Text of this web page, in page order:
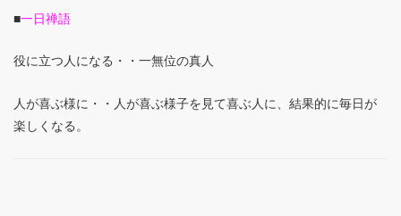
■一日禅語
役に立つ人になる・・一無位の真人
人が喜ぶ様に・・人が喜ぶ様子を見て喜ぶ人に、結果的に毎日が
楽しくなる。